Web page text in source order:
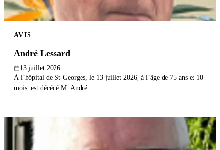
AVIS
André Lessard
13 juillet 2026
À l’hôpital de St-Georges, le 13 juillet 2026, à l’âge de 75 ans et 10
mois, est décédé M. André...